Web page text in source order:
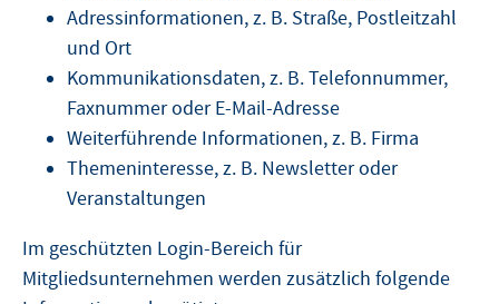
Adressinformationen, z. B. Straße, Postleitzahl
und Ort
Kommunikationsdaten, z. B. Telefonnummer,
Faxnummer oder E-Mail-Adresse
Weiterführende Informationen, z. B. Firma
Themeninteresse, z. B. Newsletter oder
Veranstaltungen
Im geschützten Login-Bereich für
Mitgliedsunternehmen werden zusätzlich folgende